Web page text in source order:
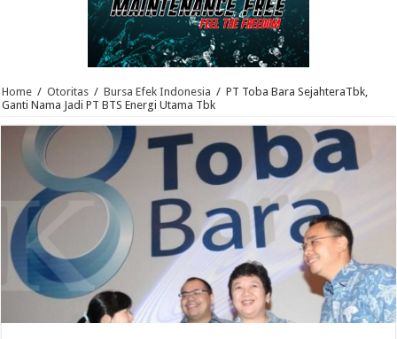
Home / Otoritas / Bursa Efek Indonesia / PT Toba Bara SejahteraTbk,
Ganti Nama Jadi PT BTS Energi Utama Tbk